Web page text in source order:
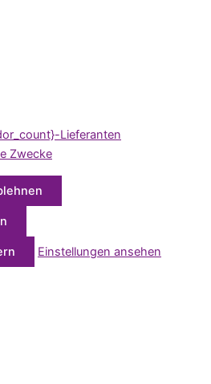
Lieferanten
Zwecke
Einstellungen ansehen